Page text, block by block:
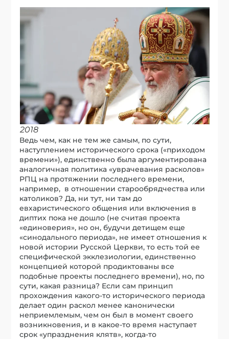
2018
Ведь чем, как не тем же самым, по сути,
наступлением исторического срока («приходом
времени»), единственно была аргументирована
аналогичная политика «уврачевания расколов»
РПЦ на протяжении последнего времени,
например, в отношении старообрядчества или
католиков? Да, ни тут, ни там до
евхаристического общения или включения в
диптих пока не дошло (не считая проекта
«единоверия», но он, будучи детищем еще
«синодального периода», не имеет отношения к
новой истории Русской Церкви, то есть той ее
специфической экклезиологии, единственно
концепцией которой продиктованы все
подобные проекты последнего времени), но, по
сути, какая разница? Если сам принцип
прохождения какого-то исторического периода
делает один раскол менее канонически
неприемлемым, чем он был в момент своего
возникновения, и в какое-то время наступает
срок «упразднения клятв», когда-то